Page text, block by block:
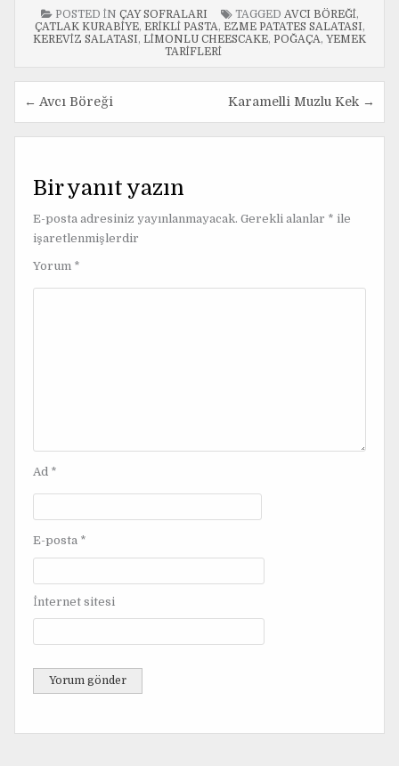
POSTED IN ÇAY SOFRALARI TAGGED AVCI BÖREĞI,
ÇATLAK KURABIYE, ERIKLI PASTA, EZME PATATES SALATASI,
KEREVIZ SALATASI, LIMONLU CHEESCAKE, POĞAÇA, YEMEK
TARIFLERI
Y
a
g
e
z
← Avcı Böreği Karamelli Muzlu Kek →
Bir yanıt yazın
E-posta adresiniz yayınlanmayacak. Gerekli alanlar * ile
işaretlenmişlerdir
Yorum *
Ad *
E-posta *
İnternet sitesi